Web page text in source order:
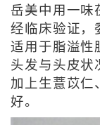
岳美中用一味
经临床验证，
适用于脂溢性
头发与头皮状
加上生薏苡仁
好。